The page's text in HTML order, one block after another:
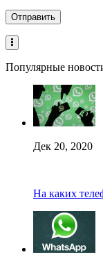
Популярные
Дек 20, 2020
На каких